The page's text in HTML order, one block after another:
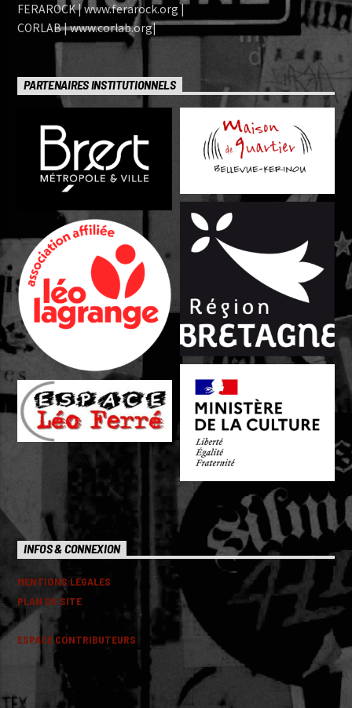
FERAROCK | www.ferarock.org |
CORLAB | www.corlab.org|
PARTENAIRES INSTITUTIONNELS
INFOS & CONNEXION
MENTIONS LEGALES
PLAN DU SITE
ESPACE CONTRIBUTEURS